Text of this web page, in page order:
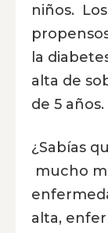
niños.
la
alta de
de 5 años.
¿Sabías
mucho
alta,